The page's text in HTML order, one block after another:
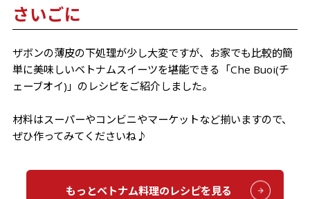
さいごに
ザボンの薄皮の下処理が少し大変ですが、お家でも比較的簡
単に美味しいベトナムスイーツを堪能できる「Che Buoi(チ
ェーブオイ)」のレシピをご紹介しました。
材料はスーパーやコンビニやマーケットなど揃いますので、
ぜひ作ってみてくださいね♪
もっとベトナム料理のレシピを見る